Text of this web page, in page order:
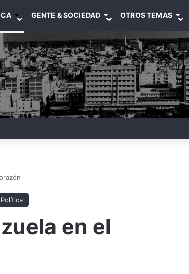
GENTE & SOCIEDAD OTROS TEMAS
Política
en el